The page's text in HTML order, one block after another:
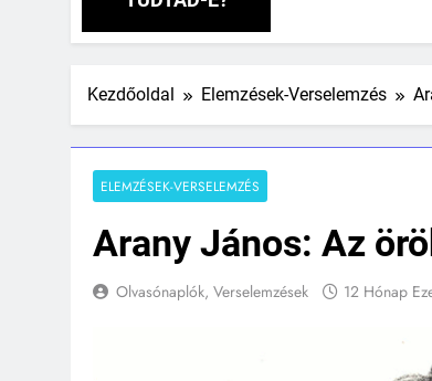
Kezdőoldal Elemzések-Verselemzés
ELEMZÉSEK-VERSELEMZÉS
Arany János: Az
Olvasónaplók, Verselemzések 12 Hónap